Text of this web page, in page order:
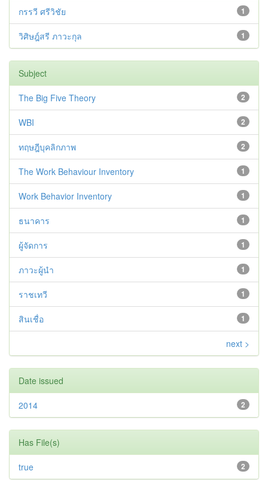
1
กรรวี ศรีวิชัย
1
วิศิษฎ์สรี ภาวะกุล
Subject
2
The Big Five Theory
2
WBI
2
ทฤษฎีบุคลิกภาพ
1
The Work Behaviour Inventory
1
Work Behavior Inventory
1
ธนาคาร
1
ผู้จัดการ
1
ภาวะผู้นำ
1
ราชเทวี
1
สินเชื่อ
next >
Date issued
2
2014
Has File(s)
2
true